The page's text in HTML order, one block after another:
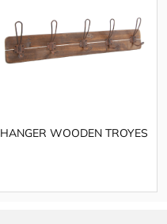
HANGER WOODEN TROYES